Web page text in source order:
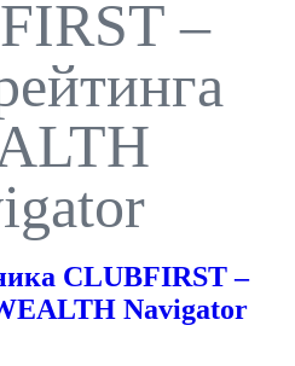
–
CLUBFIRST –
Navigator